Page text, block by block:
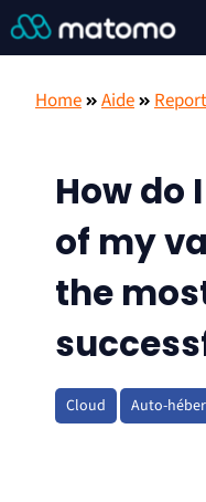
Home Aide
How do
of my
the
Cloud Auto-